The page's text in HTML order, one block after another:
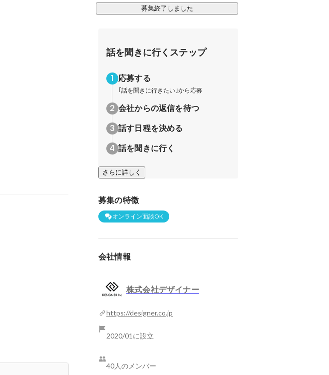
募集終了しました
話を聞きに行くステップ
応募する
｢話を聞きに行きたい｣から応募
会社からの返信を待つ
話す日程を決める
話を聞きに行く
さらに詳しく
募集の特徴
オンライン面談OK
会社情報
株式会社デザイナー
https://designer.co.jp
2020/01に設立
40人のメンバー